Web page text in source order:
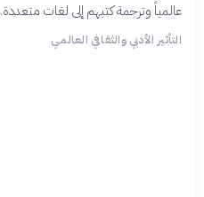
عالمياً وترجمة كتبهم إلى لغات متعددة.
التأثير الأدبي والثقافي العالمي